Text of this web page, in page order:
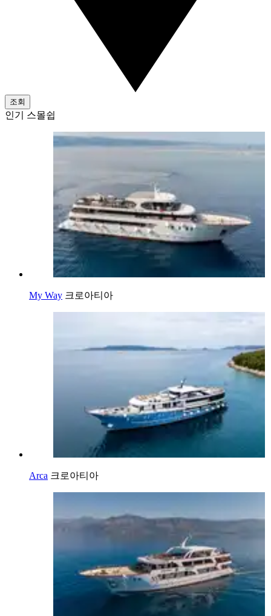
조회
인기 스몰쉽
My Way 크로아티아
Arca 크로아티아